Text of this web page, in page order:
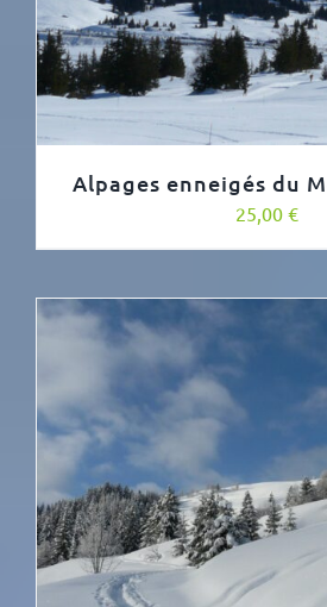
Alpages enneigés du
25,00 €